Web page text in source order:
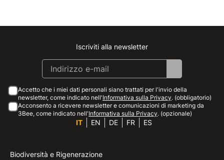
Instagram
Facebook
Linkedin
Youtube
Iscriviti alla newsletter
Accetto che i miei dati personali siano trattati per l'invio della
newsletter, come indicato nell'Informativa sulla Privacy. (obbligatorio)
Acconsento a ricevere newsletter e comunicazioni di marketing da
3Bee, come indicato nell'Informativa sulla Privacy. (opzionale)
IT EN DE FR ES
Biodiversità e Rigenerazione